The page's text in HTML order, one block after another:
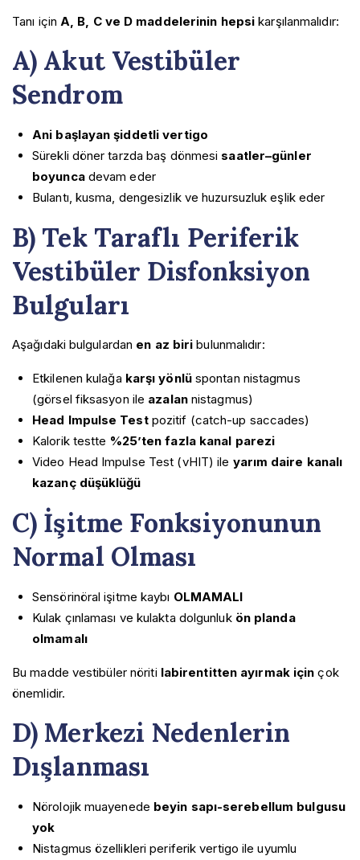
Tanı için A, B, C ve D maddelerinin hepsi karşılanmalıdır:
A) Akut Vestibüler
Sendrom
Ani başlayan şiddetli vertigo
Sürekli döner tarzda baş dönmesi saatler–günler
boyuncadevam eder
Bulantı, kusma, dengesizlik ve huzursuzluk eşlik eder
B) Tek Taraflı Periferik
Vestibüler Disfonksiyon
Bulguları
Aşağıdaki bulgulardan en az biri bulunmalıdır:
Etkilenen kulağa karşı yönlüspontan nistagmus
(görsel fiksasyon ile azalannistagmus)
Head Impulse Testpozitif (catch-up saccades)
Kalorik testte %25’ten fazla kanal parezi
Video Head Impulse Test (vHIT) ile yarım daire kanalı
kazanç düşüklüğü
C) İşitme Fonksiyonunun
Normal Olması
Sensörinöral işitme kaybı OLMAMALI
Kulak çınlaması ve kulakta dolgunluk ön planda
olmamalı
Bu madde vestibüler nöriti labirentitten ayırmak için çok
önemlidir.
D) Merkezi Nedenlerin
Dışlanması
Nörolojik muayenede beyin sapı-serebellum bulgusu
yok
Nistagmus özellikleri periferik vertigo ile uyumlu